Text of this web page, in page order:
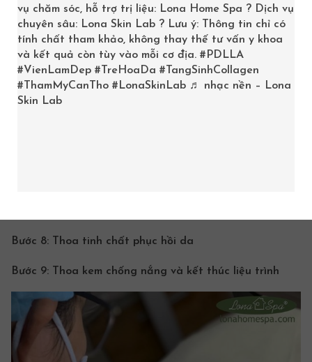
Bước 2: Xông hơi,tẩy tế bào chết giúp lổ chân lông
thông thoáng
Bước 3. Hút mụn nhẹ và dầu thừa, lấy nhân mụn
y khoa (nếu có)
Bước 8: Thoa tinh chất phục hồi da
Bước 9: Thoa kem chống nắng và kết thúc liệu trình
vụ chăm sóc, hỗ trợ trị liệu: Lona Home Spa ? Dịch vụ
chuyên sâu: Lona Skin Lab ? Lưu ý: Thông tin chỉ có
tính chất tham khảo, không thay thế tư vấn y khoa
và kết quả còn tùy vào mỗi cơ địa. #PDLLA
#VienLamDep #TreHoaDa #TangSinhCollagen
#ThamMyCanTho #LonaSkinLab ♬ nhạc nền – Lona
Skin Lab